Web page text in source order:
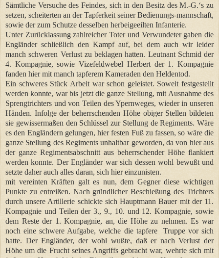
Sämtliche Versuche des Feindes, sich in den Besitz des M.-G.‘s zu
setzen, scheiterten an der Tapferkeit seiner Bedienungs-mannschaft,
sowie der zum Schutze desselben herbeigeeilten Infanterie.
Unter Zurücklassung zahlreicher Toter und Verwundeter gaben die
Engländer schließlich den Kampf auf, bei dem auch wir leider
manch schweren Verlust zu beklagen hatten. Leutnant Schmid der
4. Kompagnie, sowie Vizefeldwebel Herbert der 1. Kompagnie
fanden hier mit manch tapferem Kameraden den Heldentod.
Ein schweres Stück Arbeit war schon geleistet. Soweit festgestellt
werden konnte, war bis jetzt die ganze Stellung, mit Ausnahme des
Sprengtrichters und von Teilen des Ypernweges, wieder in unseren
Händen. Infolge der beherrschenden Höhe obiger Stellen bildeten
sie gewissermaßen den Schlüssel zur Stellung de Regiments. Wäre
es den Engländern gelungen, hier festen Fuß zu fassen, so wäre die
ganze Stellung des Regiments unhaltbar geworden, da von hier aus
der ganze Regimentsabschnitt aus beherrschender Höhe flankiert
werden konnte. Der Engländer war sich dessen wohl bewußt und
setzte daher auch alles daran, sich hier einzunisten.
mit vereinten Kräften galt es nun, dem Gegner diese wichtigen
Punkte zu entreißen. Nach gründlicher Beschießung des Trichters
durch unsere Artillerie schickte sich Hauptmann Bauer mit der 11.
Kompagnie und Teilen der 3., 9., 10. und 12. Kompagnie, sowie
dem Reste der 1. Kompagnie, an, die Höhe zu nehmen. Es war
noch eine schwere Aufgabe, welche die tapfere Truppe vor sich
hatte. Der Engländer, der wohl wußte, daß er nach Verlust der
Höhe um die Frucht seines Angriffs gebracht war, wehrte sich mit